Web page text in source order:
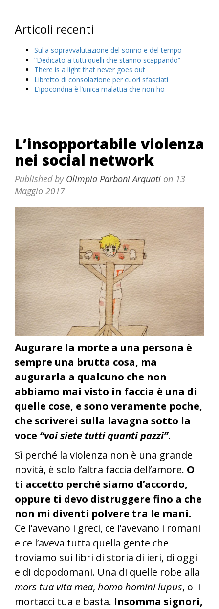
Articoli recenti
Sulla sopravvalutazione del sonno e del tempo
“Dedicato a tutti quelli che stanno scappando”
There is a light that never goes out
Libretto di consolazione per cuori sfasciati
L’ipocondria è l’unica malattia che non ho
L’insopportabile violenza
nei social network
Published by Olimpia Parboni Arquati on 13
Maggio 2017
Augurare la morte a una persona è
sempre una brutta cosa, ma
augurarla a qualcuno che non
abbiamo mai visto in faccia è una di
quelle cose, e sono veramente poche,
che scriverei sulla lavagna sotto la
voce “voi siete tutti quanti pazzi”.
Sì perché la violenza non è una grande
novità, è solo l’altra faccia dell’amore. O
ti accetto perché siamo d’accordo,
oppure ti devo distruggere fino a che
non mi diventi polvere tra le mani.
Ce l’avevano i greci, ce l’avevano i romani
e ce l’aveva tutta quella gente che
troviamo sui libri di storia di ieri, di oggi
e di dopodomani. Una di quelle robe alla
mors tua vita mea, homo homini lupus, o li
mortacci tua e basta. Insomma signori,